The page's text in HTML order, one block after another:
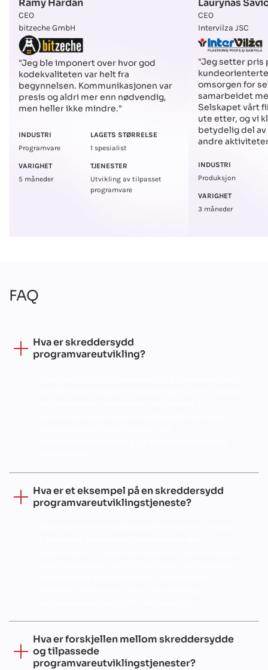
Ramy Hardan
CEO
bitzeche GmbH
"Jeg ble imponert over hvor god
kodekvaliteten var helt fra
begynnelsen. Kommunikasjonen var
presis og aldri mer enn nødvendig,
men heller ikke mindre."
INDUSTRI
Programvare
LAGETS STØRRELSE
1 spesialist
VARIGHET
5 måneder
TJENESTER
Utvikling av tilpasset
programvare
Laurynas
CEO
Intervilza JSC
"Jeg setter pris
omsorgen for
samarbeidet
Selskapet vårt
ute etter, og vi
betydelig del
andre
INDUSTRI
Produksjon
VARIGHET
3 måneder
FAQ
Hva er skreddersydd
programvareutvikling?
Hva er et eksempel på en skreddersydd
programvareutviklingstjeneste?
Hva er forskjellen mellom skreddersydde
og tilpassede
programvareutviklingstjenester?